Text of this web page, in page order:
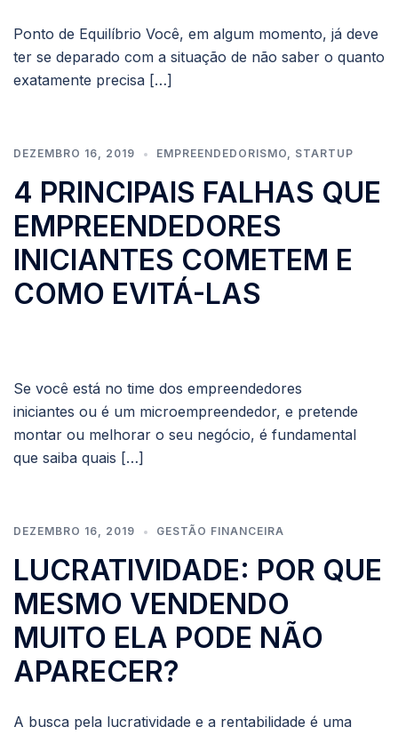
Ponto de Equilíbrio Você, em algum momento, já deve
ter se deparado com a situação de não saber o quanto
exatamente precisa […]
DEZEMBRO 16, 2019 EMPREENDEDORISMO, STARTUP
4 PRINCIPAIS FALHAS QUE
EMPREENDEDORES
INICIANTES COMETEM E
COMO EVITÁ-LAS
Se você está no time dos empreendedores
iniciantes ou é um microempreendedor, e pretende
montar ou melhorar o seu negócio, é fundamental
que saiba quais […]
DEZEMBRO 16, 2019 GESTÃO FINANCEIRA
LUCRATIVIDADE: POR QUE
MESMO VENDENDO
MUITO ELA PODE NÃO
APARECER?
A busca pela lucratividade e a rentabilidade é uma